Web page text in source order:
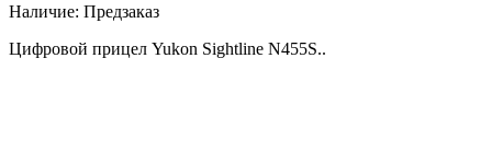
Наличие: Предзаказ
Цифровой прицел Yukon Sightline N455S..